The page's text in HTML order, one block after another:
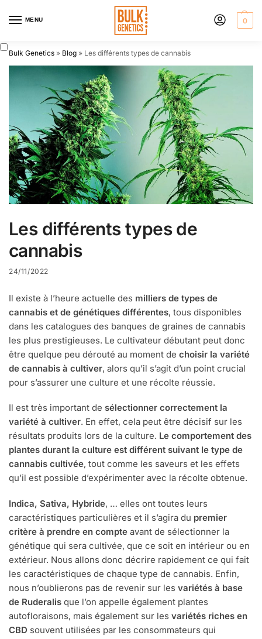
MENU 0
Bulk Genetics » Blog » Les différents types de cannabis
Les différents types de
cannabis
24/11/2022
Il existe à l’heure actuelle des milliers de types de
cannabis et de génétiques différentes, tous disponibles
dans les catalogues des banques de graines de cannabis
les plus prestigieuses. Le cultivateur débutant peut donc
être quelque peu dérouté au moment de choisir la variété
de cannabis à cultiver, alors qu’il s’agit d’un point crucial
pour s’assurer une culture et une récolte réussie.
Il est très important de sélectionner correctement la
variété à cultiver. En effet, cela peut être décisif sur les
résultats produits lors de la culture. Le comportement des
plantes durant la culture est différent suivant le type de
cannabis cultivée, tout comme les saveurs et les effets
qu’il est possible d’expérimenter avec la récolte obtenue.
Indica, Sativa, Hybride, … elles ont toutes leurs
caractéristiques particulières et il s’agira du premier
critère à prendre en compte avant de sélectionner la
génétique qui sera cultivée, que ce soit en intérieur ou en
extérieur. Nous allons donc décrire rapidement ce qui fait
les caractéristiques de chaque type de cannabis. Enfin,
nous n’oublierons pas de revenir sur les variétés à base
de Ruderalis que l’on appelle également plantes
autofloraisons, mais également sur les variétés riches en
CBD souvent utilisées par les consommateurs qui